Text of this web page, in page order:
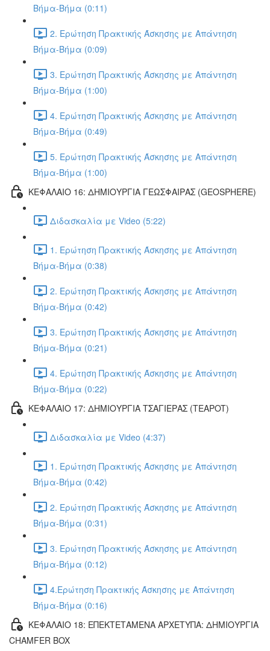
Βήμα-Βήμα (0:11)
2. Ερώτηση Πρακτικής Άσκησης με Απάντηση
Βήμα-Βήμα (0:09)
3. Ερώτηση Πρακτικής Άσκησης με Απάντηση
Βήμα-Βήμα (1:00)
4. Ερώτηση Πρακτικής Άσκησης με Απάντηση
Βήμα-Βήμα (0:49)
5. Ερώτηση Πρακτικής Άσκησης με Απάντηση
Βήμα-Βήμα (1:00)
ΚΕΦΑΛΑΙΟ 16: ΔΗΜΙΟΥΡΓΙΑ ΓΕΩΣΦΑΙΡΑΣ (GEOSPHERE)
Διδασκαλία με Video (5:22)
1. Ερώτηση Πρακτικής Άσκησης με Απάντηση
Βήμα-Βήμα (0:38)
2. Ερώτηση Πρακτικής Άσκησης με Απάντηση
Βήμα-Βήμα (0:42)
3. Ερώτηση Πρακτικής Άσκησης με Απάντηση
Βήμα-Βήμα (0:21)
4. Ερώτηση Πρακτικής Άσκησης με Απάντηση
Βήμα-Βήμα (0:22)
ΚΕΦΑΛΑΙΟ 17: ΔΗΜΙΟΥΡΓΙΑ ΤΣΑΓΙΕΡΑΣ (TEAPOT)
Διδασκαλία με Video (4:37)
1. Ερώτηση Πρακτικής Άσκησης με Απάντηση
Βήμα-Βήμα (0:42)
2. Ερώτηση Πρακτικής Άσκησης με Απάντηση
Βήμα-Βήμα (0:31)
3. Ερώτηση Πρακτικής Άσκησης με Απάντηση
Βήμα-Βήμα (0:12)
4.Ερώτηση Πρακτικής Άσκησης με Απάντηση
Βήμα-Βήμα (0:16)
ΚΕΦΑΛΑΙΟ 18: ΕΠΕΚΤΕΤΑΜΕΝΑ ΑΡΧΕΤΥΠΑ: ΔΗΜΙΟΥΡΓΙΑ
CHAMFER BOX